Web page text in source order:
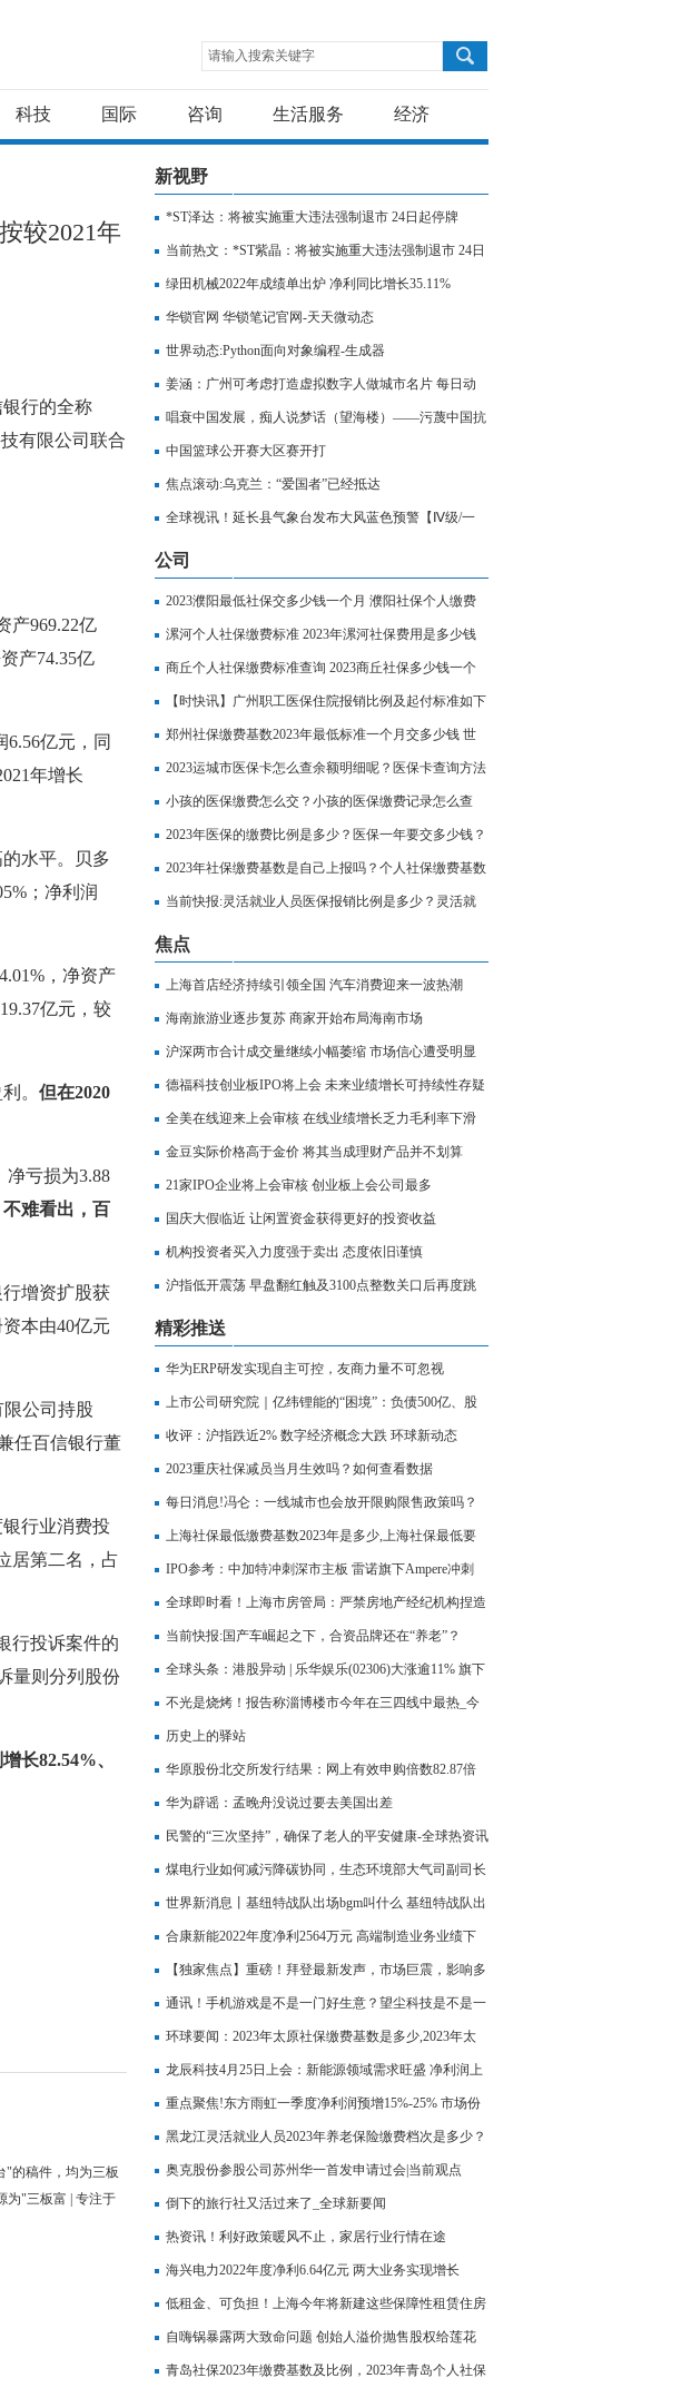
请输入搜索关键字
科技 国际 咨询 生活服务 经济
较2021年
行的全称
有限公司联合
产969.22亿
产74.35亿
6.56亿元，同
年增长
的水平。贝多
；净利润
，净资产
亿元，较
。 但在2020
净亏损为3.88
不难看出，百
增资扩股获
本由40亿元
公司持股
任百信银行董
行业消费投
居第二名，占
行投诉案件的
量则分列股份
长82.54%、
"的稿件，均为三板
为"三板富 | 专注于
新视野
*ST泽达：将被实施重大违法强制退市 24日起停牌
当前热文：*ST紫晶：将被实施重大违法强制退市 24日
起停牌
绿田机械2022年成绩单出炉 净利同比增长35.11%
华锁官网 华锁笔记官网-天天微动态
世界动态:Python面向对象编程-生成器
姜涵：广州可考虑打造虚拟数字人做城市名片 每日动
态
唱衰中国发展，痴人说梦话（望海楼）——污蔑中国抗
疫，美方何其荒唐④
中国篮球公开赛大区赛开打
焦点滚动:乌克兰：“爱国者”已经抵达
全球视讯！延长县气象台发布大风蓝色预警【Ⅳ级/一
般】
公司
2023濮阳最低社保交多少钱一个月 濮阳社保个人缴费
标准详情 世界速讯
漯河个人社保缴费标准 2023年漯河社保费用是多少钱
一个月
商丘个人社保缴费标准查询 2023商丘社保多少钱一个
月|环球热推荐
【时快讯】广州职工医保住院报销比例及起付标准如下
郑州社保缴费基数2023年最低标准一个月交多少钱 世
界微资讯
2023运城市医保卡怎么查余额明细呢？医保卡查询方法
如下|天天时讯
小孩的医保缴费怎么交？小孩的医保缴费记录怎么查
询？ 天天观热点
2023年医保的缴费比例是多少？医保一年要交多少钱？
2023年社保缴费基数是自己上报吗？个人社保缴费基数
2023是多少
当前快报:灵活就业人员医保报销比例是多少？灵活就
业医疗保险一年交多少钱？
焦点
上海首店经济持续引领全国 汽车消费迎来一波热潮
海南旅游业逐步复苏 商家开始布局海南市场
沪深两市合计成交量继续小幅萎缩 市场信心遭受明显
打击
德福科技创业板IPO将上会 未来业绩增长可持续性存疑
全美在线迎来上会审核 在线业绩增长乏力毛利率下滑
金豆实际价格高于金价 将其当成理财产品并不划算
21家IPO企业将上会审核 创业板上会公司最多
国庆大假临近 让闲置资金获得更好的投资收益
机构投资者买入力度强于卖出 态度依旧谨慎
沪指低开震荡 早盘翻红触及3100点整数关口后再度跳
水
精彩推送
华为ERP研发实现自主可控，友商力量不可忽视
上市公司研究院｜亿纬锂能的“困境”：负债500亿、股
价腰折、负债率创4年新高
收评：沪指跌近2% 数字经济概念大跌 环球新动态
2023重庆社保减员当月生效吗？如何查看数据
每日消息!冯仑：一线城市也会放开限购限售政策吗？
上海社保最低缴费基数2023年是多少,上海社保最低要
交多少钱一个月？ 世界今日报
IPO参考：中加特冲刺深市主板 雷诺旗下Ampere冲刺
IPO
全球即时看！上海市房管局：严禁房地产经纪机构捏造
散布涨价信息，将加大查处力度
当前快报:国产车崛起之下，合资品牌还在“养老”？
全球头条：港股异动 | 乐华娱乐(02306)大涨逾11% 旗下
4名练习生在韩国C位出道
不光是烧烤！报告称淄博楼市今年在三四线中最热_今
日讯
历史上的驿站
华原股份北交所发行结果：网上有效申购倍数82.87倍
冻结资金62亿元
华为辟谣：孟晚舟没说过要去美国出差
民警的“三次坚持”，确保了老人的平安健康-全球热资讯
煤电行业如何减污降碳协同，生态环境部大气司副司长
给出五方面举措
世界新消息丨基纽特战队出场bgm叫什么 基纽特战队出
场
合康新能2022年度净利2564万元 高端制造业务业绩下
滑 焦点关注
【独家焦点】重磅！拜登最新发声，市场巨震，影响多
大？权威专家：A股不必反应过激
通讯！手机游戏是不是一门好生意？望尘科技是不是一
个好的投资标的？
环球要闻：2023年太原社保缴费基数是多少,2023年太
原个人社保缴费多少钱一个月？
龙辰科技4月25日上会：新能源领域需求旺盛 净利润上
涨63%毛利率上涨至41%
重点聚焦!东方雨虹一季度净利润预增15%-25% 市场份
额进一步提升
黑龙江灵活就业人员2023年养老保险缴费档次是多少？
奥克股份参股公司苏州华一首发申请过会|当前观点
倒下的旅行社又活过来了_全球新要闻
热资讯！利好政策暖风不止，家居行业行情在途
海兴电力2022年度净利6.64亿元 两大业务实现增长
低租金、可负担！上海今年将新建这些保障性租赁住房
自嗨锅暴露两大致命问题 创始人溢价抛售股权给莲花
健康能顺利吗？
青岛社保2023年缴费基数及比例，2023年青岛个人社保